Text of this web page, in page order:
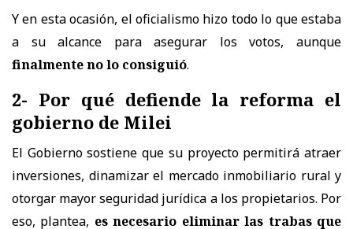
Y en esta ocasión, el oficialismo hizo todo lo que estaba
a su alcance para asegurar los votos, aunque
finalmente no lo consiguió.
2- Por qué defiende la reforma el
gobierno de Milei
El Gobierno sostiene que su proyecto permitirá atraer
inversiones, dinamizar el mercado inmobiliario rural y
otorgar mayor seguridad jurídica a los propietarios. Por
eso, plantea, es necesario eliminar las trabas que